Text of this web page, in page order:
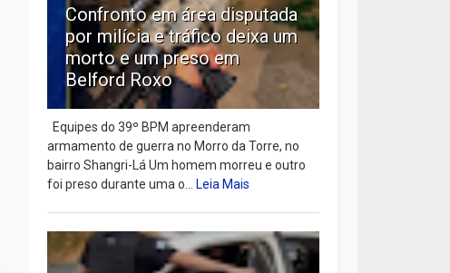
Confronto em área disputada
por milícia e tráfico deixa um
morto e um preso em
Belford Roxo
Equipes do 39º BPM apreenderam
armamento de guerra no Morro da Torre, no
bairro Shangri-Lá Um homem morreu e outro
foi preso durante uma o...Leia Mais